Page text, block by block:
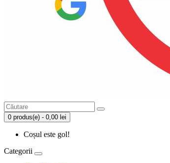
0 produs(e) - 0,00 lei
Coșul este gol!
Categorii